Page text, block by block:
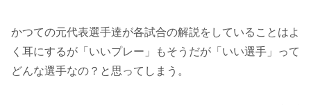
かつての元代表選手達が各試合の解説をしていることはよ
く耳にするが「いいプレー」もそうだが「いい選手」って
どんな選手なの？と思ってしまう。